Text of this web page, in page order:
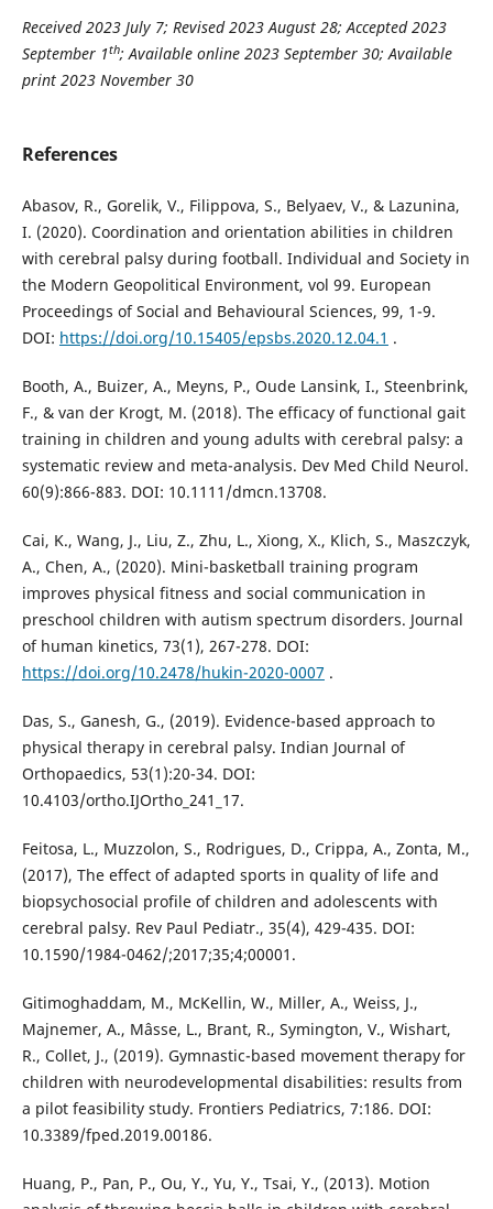
Received 2023 July 7; Revised 2023 August 28; Accepted 2023
September 1th;Available online 2023 September 30; Available
print 2023 November 30
References
Abasov, R., Gorelik, V., Filippova, S., Belyaev, V., & Lazunina,
I. (2020). Coordination and orientation abilities in children
with cerebral palsy during football. Individual and Society in
the Modern Geopolitical Environment, vol 99. European
Proceedings of Social and Behavioural Sciences, 99, 1-9.
DOI: https://doi.org/10.15405/epsbs.2020.12.04.1 .
Booth, A., Buizer, A., Meyns, P., Oude Lansink, I., Steenbrink,
F., & van der Krogt, M. (2018). The efficacy of functional gait
training in children and young adults with cerebral palsy: a
systematic review and meta-analysis. Dev Med Child Neurol.
60(9):866-883. DOI: 10.1111/dmcn.13708.
Cai, K., Wang, J., Liu, Z., Zhu, L., Xiong, X., Klich, S., Maszczyk,
A., Chen, A., (2020). Mini-basketball training program
improves physical fitness and social communication in
preschool children with autism spectrum disorders. Journal
of human kinetics, 73(1), 267-278. DOI:
https://doi.org/10.2478/hukin-2020-0007 .
Das, S., Ganesh, G., (2019). Evidence-based approach to
physical therapy in cerebral palsy. Indian Journal of
Orthopaedics, 53(1):20-34. DOI:
10.4103/ortho.IJOrtho_241_17.
Feitosa, L., Muzzolon, S., Rodrigues, D., Crippa, A., Zonta, M.,
(2017), The effect of adapted sports in quality of life and
biopsychosocial profile of children and adolescents with
cerebral palsy. Rev Paul Pediatr., 35(4), 429-435. DOI:
10.1590/1984-0462/;2017;35;4;00001.
Gitimoghaddam, M., McKellin, W., Miller, A., Weiss, J.,
Majnemer, A., Mâsse, L., Brant, R., Symington, V., Wishart,
R., Collet, J., (2019). Gymnastic-based movement therapy for
children with neurodevelopmental disabilities: results from
a pilot feasibility study. Frontiers Pediatrics, 7:186. DOI:
10.3389/fped.2019.00186.
Huang, P., Pan, P., Ou, Y., Yu, Y., Tsai, Y., (2013). Motion